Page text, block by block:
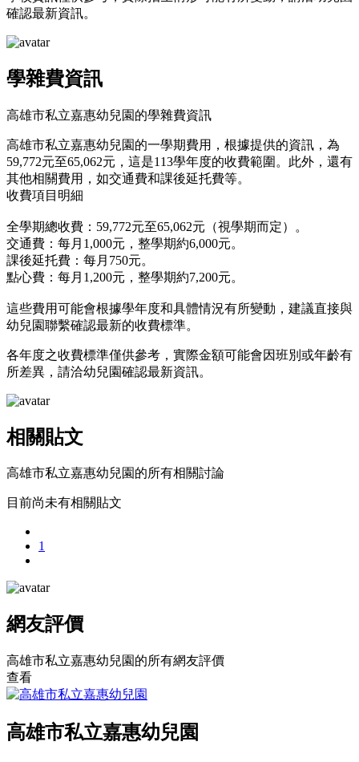
確認最新資訊。
學雜費資訊
高雄市私立嘉惠幼兒園的學雜費資訊
高雄市私立嘉惠幼兒園的一學期費用，根據提供的資訊，為
59,772元至65,062元，這是113學年度的收費範圍。此外，還有
其他相關費用，如交通費和課後延托費等。
收費項目明細
全學期總收費：59,772元至65,062元（視學期而定）。
交通費：每月1,000元，整學期約6,000元。
課後延托費：每月750元。
點心費：每月1,200元，整學期約7,200元。
這些費用可能會根據學年度和具體情況有所變動，建議直接與
幼兒園聯繫確認最新的收費標準。
各年度之收費標準僅供參考，實際金額可能會因班別或年齡有
所差異，請洽幼兒園確認最新資訊。
相關貼文
高雄市私立嘉惠幼兒園的所有相關討論
目前尚未有相關貼文
1
網友評價
高雄市私立嘉惠幼兒園的所有網友評價
查看
高雄市私立嘉惠幼兒園